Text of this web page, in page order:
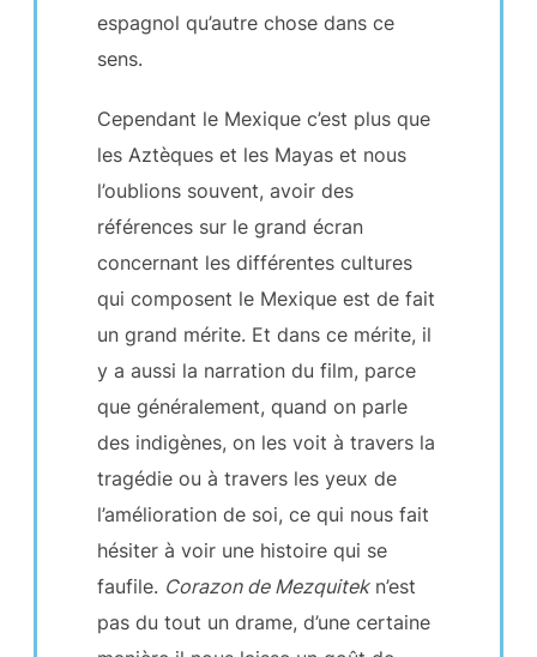
espagnol qu’autre chose dans ce
sens.
Cependant le Mexique c’est plus que
les Aztèques et les Mayas et nous
l’oublions souvent, avoir des
références sur le grand écran
concernant les différentes cultures
qui composent le Mexique est de fait
un grand mérite. Et dans ce mérite, il
y a aussi la narration du film, parce
que généralement, quand on parle
des indigènes, on les voit à travers la
tragédie ou à travers les yeux de
l’amélioration de soi, ce qui nous fait
hésiter à voir une histoire qui se
faufile. Corazon de Mezquitekn’est
pas du tout un drame, d’une certaine